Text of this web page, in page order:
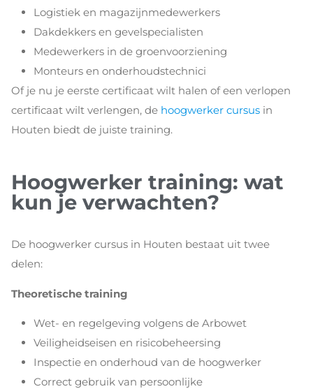
Logistiek en magazijnmedewerkers
Dakdekkers en gevelspecialisten
Medewerkers in de groenvoorziening
Monteurs en onderhoudstechnici
Of je nu je eerste certificaat wilt halen of een verlopen
certificaat wilt verlengen, de hoogwerker cursus in
Houten biedt de juiste training.
Hoogwerker training: wat
kun je verwachten?
De hoogwerker cursus in Houten bestaat uit twee
delen:
Theoretische training
Wet- en regelgeving volgens de Arbowet
Veiligheidseisen en risicobeheersing
Inspectie en onderhoud van de hoogwerker
Correct gebruik van persoonlijke